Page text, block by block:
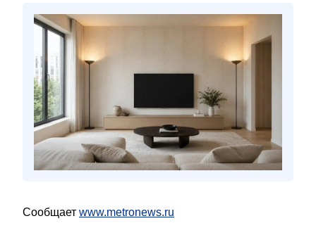
Сообщает www.metronews.ru